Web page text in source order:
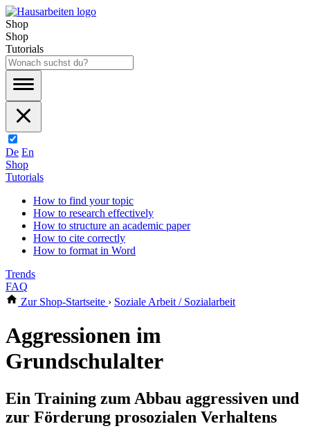
Shop
Shop
Tutorials
De En
Shop
Tutorials
How to find your topic
How to research effectively
How to structure an academic paper
How to cite correctly
How to format in Word
Trends
FAQ
Zur Shop-Startseite › Soziale Arbeit / Sozialarbeit
Aggressionen im
Grundschulalter
Ein Training zum Abbau aggressiven und
zur Förderung prosozialen Verhaltens